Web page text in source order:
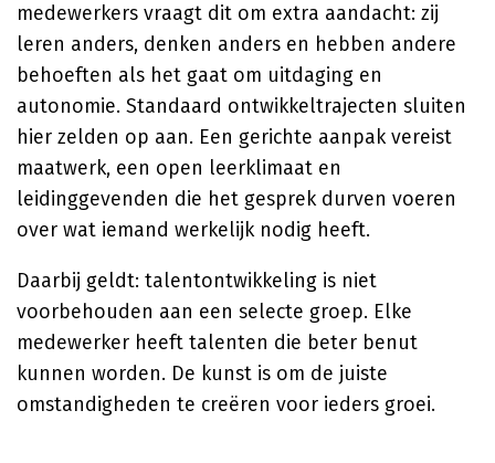
medewerkers vraagt dit om extra aandacht: zij
leren anders, denken anders en hebben andere
behoeften als het gaat om uitdaging en
autonomie. Standaard ontwikkeltrajecten sluiten
hier zelden op aan. Een gerichte aanpak vereist
maatwerk, een open leerklimaat en
leidinggevenden die het gesprek durven voeren
over wat iemand werkelijk nodig heeft.
Daarbij geldt: talentontwikkeling is niet
voorbehouden aan een selecte groep. Elke
medewerker heeft talenten die beter benut
kunnen worden. De kunst is om de juiste
omstandigheden te creëren voor ieders groei.